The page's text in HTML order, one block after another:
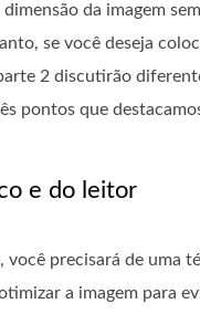
da imagem
se você deseja
2 discutirão
pontos que
e do leitor
precisará de uma
a imagem para